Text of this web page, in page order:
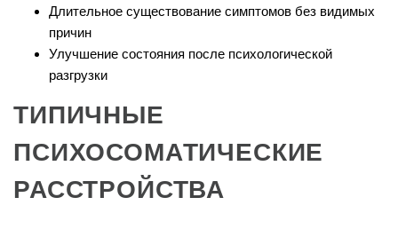
Длительное существование симптомов без видимых
причин
Улучшение состояния после психологической
разгрузки
ТИПИЧНЫЕ
ПСИХОСОМАТИЧЕСКИЕ
РАССТРОЙСТВА